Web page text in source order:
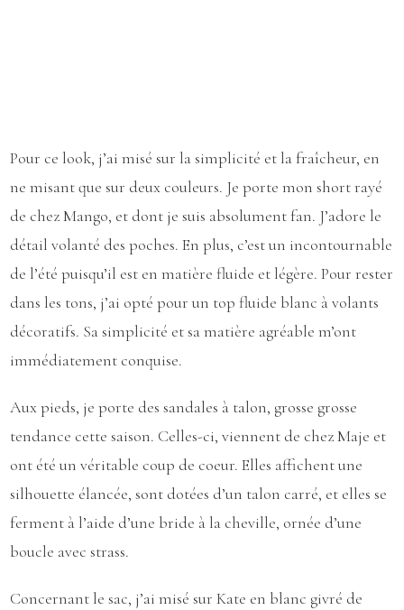
Pour ce look, j’ai misé sur la simplicité et la fraîcheur, en
ne misant que sur deux couleurs. Je porte mon short rayé
de chez Mango, et dont je suis absolument fan. J’adore le
détail volanté des poches. En plus, c’est un incontournable
de l’été puisqu’il est en matière fluide et légère. Pour rester
dans les tons, j’ai opté pour un top fluide blanc à volants
décoratifs. Sa simplicité et sa matière agréable m’ont
immédiatement conquise.
Aux pieds, je porte des sandales à talon, grosse grosse
tendance cette saison. Celles-ci, viennent de chez Maje et
ont été un véritable coup de coeur. Elles affichent une
silhouette élancée, sont dotées d’un talon carré, et elles se
ferment à l’aide d’une bride à la cheville, ornée d’une
boucle avec strass.
Concernant le sac, j’ai misé sur Kate en blanc givré de